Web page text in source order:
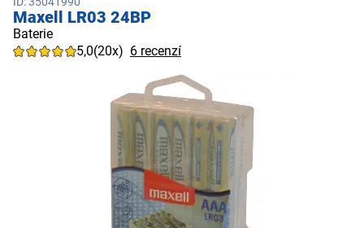
Maxell LR03 24BP
Baterie
5,0(20x) 6 recenzí